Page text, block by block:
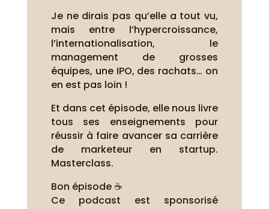
Je ne dirais pas qu’elle a tout vu,
mais entre l’hypercroissance,
l’internationalisation, le
management de grosses
équipes, une IPO, des rachats… on
en est pas loin !
Et dans cet épisode, elle nous livre
tous ses enseignements pour
réussir à faire avancer sa carrière
de marketeur en startup.
Masterclass.
Bon épisode ☕
Ce podcast est sponsorisé